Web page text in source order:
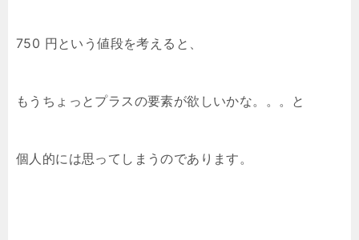
750 円という値段を考えると、
もうちょっとプラスの要素が欲しいかな。。。と
個人的には思ってしまうのであります。